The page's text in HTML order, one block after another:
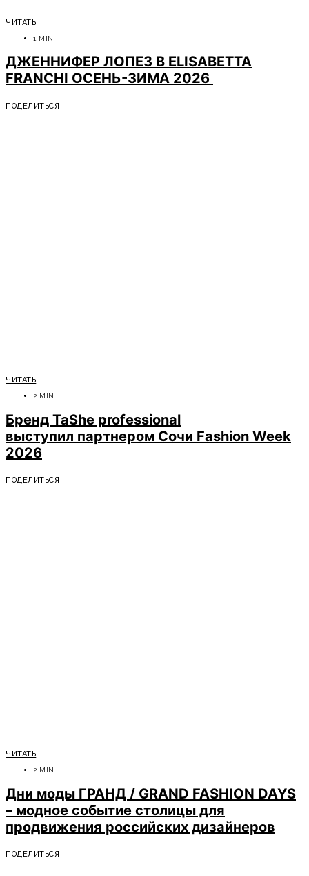
ЧИТАТЬ
1 MIN
ДЖЕННИФЕР ЛОПЕЗ В ELISABETTA
FRANCHI ОСЕНЬ-ЗИМА 2026
ПОДЕЛИТЬСЯ
ЧИТАТЬ
2 MIN
Бренд TaShe professional
выступил партнером Сочи Fashion Week
2026
ПОДЕЛИТЬСЯ
ЧИТАТЬ
2 MIN
Дни моды ГРАНД / GRAND FASHION DAYS
– модное событие столицы для
продвижения российских дизайнеров
ПОДЕЛИТЬСЯ